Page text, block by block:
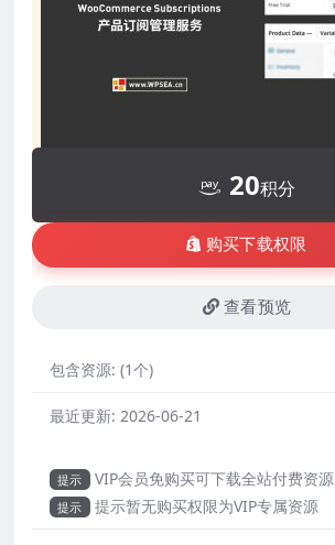
20积分
购买下载权限
查看预览
包含资源: (1个)
最近更新: 2026-06-21
提示 VIP会员免购买可下载全站付费资源
提示 提示暂无购买权限为VIP专属资源